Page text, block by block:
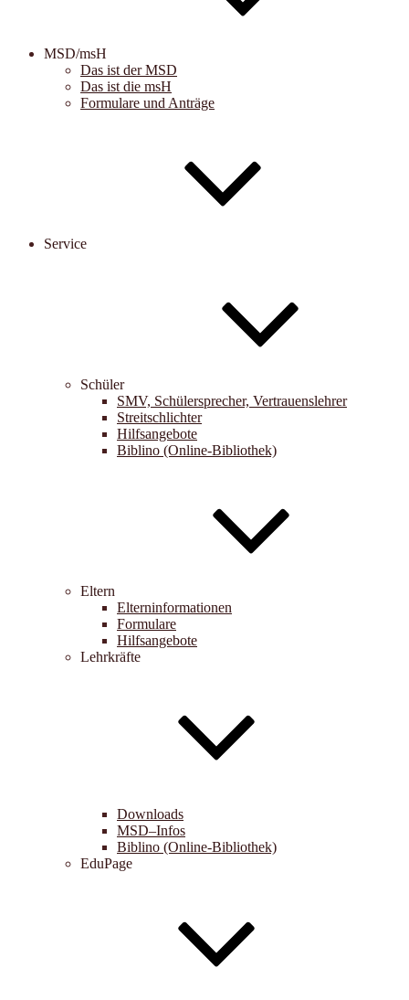
MSD/msH
Das ist der MSD
Das ist die msH
Formulare und Anträge
Service
Schüler
SMV, Schülersprecher, Vertrauenslehrer
Streitschlichter
Hilfsangebote
Biblino (Online-Bibliothek)
Eltern
Elterninformationen
Formulare
Hilfsangebote
Lehrkräfte
Downloads
MSD–Infos
Biblino (Online-Bibliothek)
EduPage